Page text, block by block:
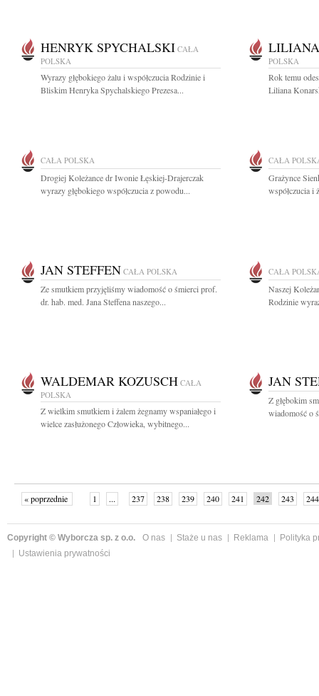
HENRYK SPYCHALSKI CAŁA
POLSKA
Wyrazy głębokiego żalu i współczucia Rodzinie i
Bliskim Henryka Spychalskiego Prezesa...
POLSKA
Rok temu
Liliana
CAŁA POLSKA
Drogiej Koleżance dr Iwonie Łęskiej-Drajerczak
wyrazy głębokiego współczucia z powodu...
CAŁA
Grażynce
współczucia i
JAN STEFFEN CAŁA POLSKA
Ze smutkiem przyjęliśmy wiadomość o śmierci prof.
dr. hab. med. Jana Steffena naszego...
CAŁA
Naszej
Rodzinie
WALDEMAR KOZUSCH CAŁA
POLSKA
Z wielkim smutkiem i żalem żegnamy wspaniałego i
wielce zasłużonego Człowieka, wybitnego...
JAN
Z głębokim
wiadomość o
« poprzednie 1 ... 237 238 239 240 241 242 243
244
Copyright © Wyborcza sp. z o.o. O nas Staże u nas Reklama
Polityka
Ustawienia prywatności